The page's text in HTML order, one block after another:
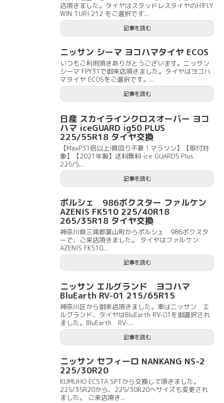
店頂きました。タイヤはスタッドレスタイヤのHIFLY
WIN TURI 212 をご選択です...
記事を読む
ニッサン シーマ ヨコハマタイヤ ECOS
いつもご利用頂きありがとうございます。ニッサン
シーマ FPY31で御来店頂きました。タイヤはヨコハ
マタイヤ ECOSをご選択です。...
記事を読む
日産 スカイラインクロスオーバー ヨコ
ハマ iceGUARD ig50 PLUS
225/55R18 タイヤ交換
【MaxP31倍以上!買回り不要！マラソン】【取付対
象】【2021年製】送料無料 ice GUARD5 Plus
225/5...
記事を読む
ポルシェ 986ボクスター ファルケン
AZENIS FK510 225/40R18
265/35R18 タイヤ交換
神奈川県三浦郡葉山町からポルシェ 986ボクスタ
ーで、ご来店頂きました。 タイヤはファルケン
AZENIS FK510...
記事を読む
ニッサン エルグランド ヨコハマ
BluEarth RV-01 215/65R15
神奈川区から御来店頂きました。車はニッサン エ
ルグランド、タイヤはBluEarth RV-01を御選択され
ました。BluEarth RV-...
記事を読む
ニッサン セフィーロ NANKANG NS-2
225/30R20
KUMUHO ECSTA SPTから交換して頂きました。
225/35R20から、225/30R20へサイズも変更され
ました。 ご来店頂き...